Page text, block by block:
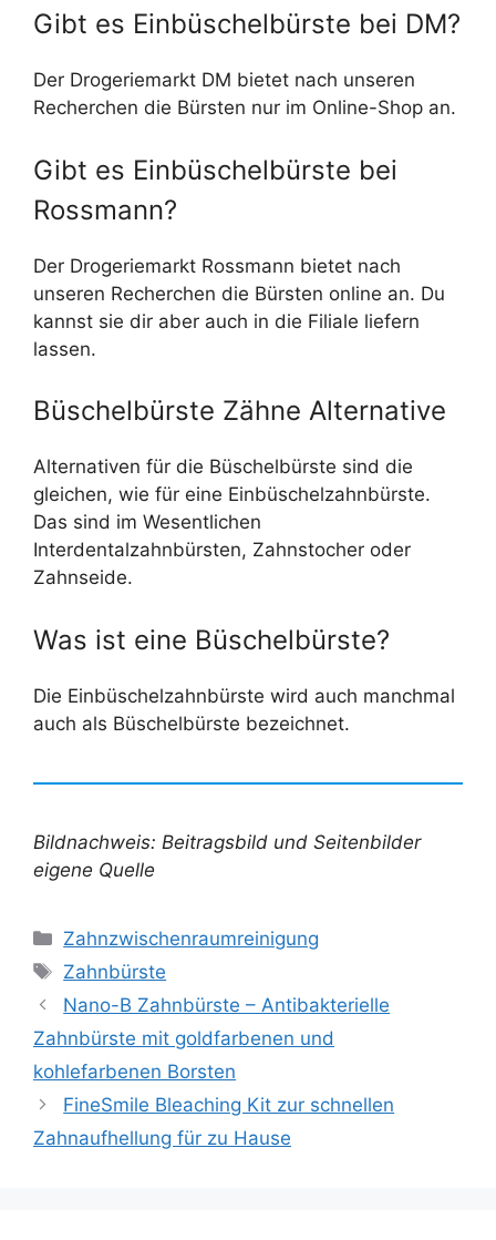
Gibt es Einbüschelbürste bei DM?
Der Drogeriemarkt DM bietet nach unseren
Recherchen die Bürsten nur im Online-Shop an.
Gibt es Einbüschelbürste bei
Rossmann?
Der Drogeriemarkt Rossmann bietet nach
unseren Recherchen die Bürsten online an. Du
kannst sie dir aber auch in die Filiale liefern
lassen.
Büschelbürste Zähne Alternative
Alternativen für die Büschelbürste sind die
gleichen, wie für eine Einbüschelzahnbürste.
Das sind im Wesentlichen
Interdentalzahnbürsten, Zahnstocher oder
Zahnseide.
Was ist eine Büschelbürste?
Die Einbüschelzahnbürste wird auch manchmal
auch als Büschelbürste bezeichnet.
Bildnachweis: Beitragsbild und Seitenbilder
eigene Quelle
Kategorien
Zahnzwischenraumreinigung
Schlagwörter
Zahnbürste
Nano-B Zahnbürste – Antibakterielle
Zahnbürste mit goldfarbenen und
kohlefarbenen Borsten
FineSmile Bleaching Kit zur schnellen
Zahnaufhellung für zu Hause